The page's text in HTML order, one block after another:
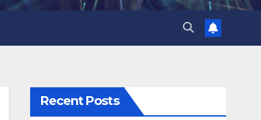
Recent Posts